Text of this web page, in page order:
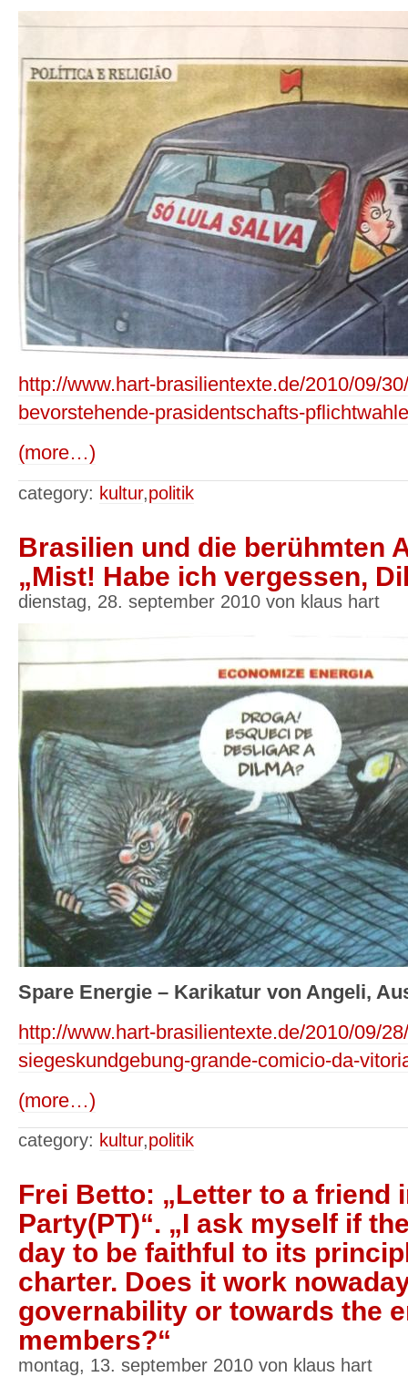
http://www.hart-brasilientexte.de/2010/09/
bevorstehende-prasidentschafts-
(more…)
category: kultur,politik
Brasilien und die berühmten
„Mist! Habe ich vergessen,
dienstag, 28. september 2010 von klaus hart
Spare Energie – Karikatur von Angeli,
http://www.hart-brasilientexte.de/2010/09/
siegeskundgebung-grande-comicio-da-
(more…)
category: kultur,politik
Frei Betto: „Letter to a friend
Party(PT)“. „I ask myself if
day to be faithful to its
charter. Does it work
governability or towards the
members?“
montag, 13. september 2010 von klaus hart